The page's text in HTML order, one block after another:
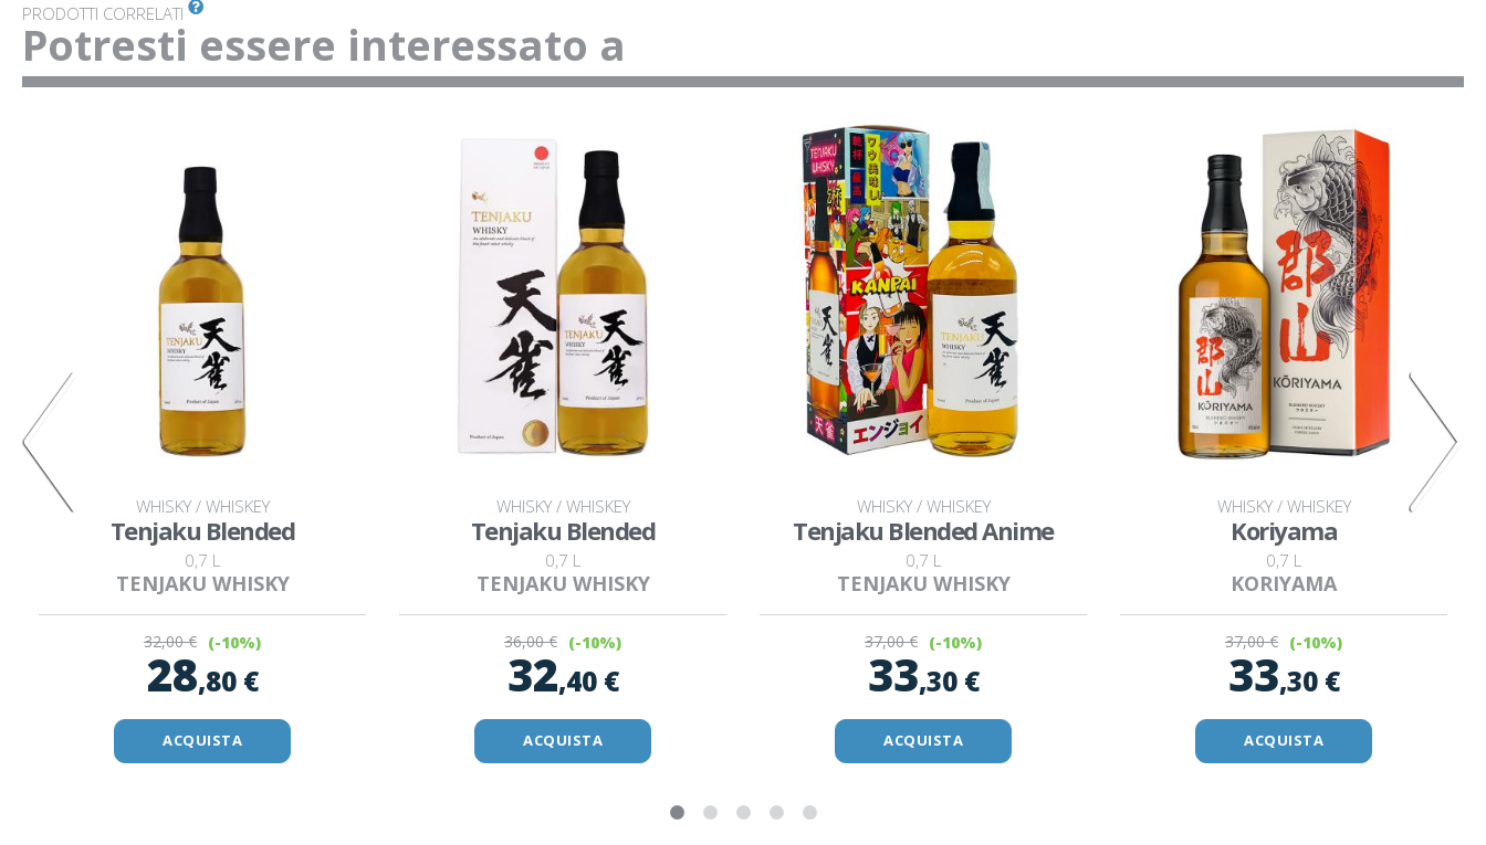
PRODOTTI CORRELATI
Potresti essere interessato a
WHISKY / WHISKEY
Tenjaku Blended
0,7 L
TENJAKU WHISKY
32,00 € (-10%)
28,80 €
ACQUISTA
WHISKY / WHISKEY
Tenjaku Blended
0,7 L
TENJAKU WHISKY
36,00 € (-10%)
32,40 €
ACQUISTA
WHISKY / WHISKEY
Tenjaku Blended Anime
0,7 L
TENJAKU WHISKY
37,00 € (-10%)
33,30 €
ACQUISTA
WHISKY / WHISKEY
Koriyama
0,7 L
KORIYAMA
37,00 € (-10%)
33,30 €
ACQUISTA